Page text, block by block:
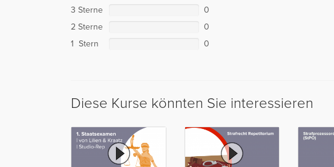
3 Sterne
0
2 Sterne
0
1 Stern
0
Diese Kurse könnten Sie interessieren